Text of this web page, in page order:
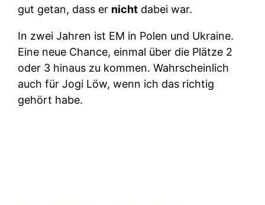
gut getan, dass er nicht dabei war.
In zwei Jahren ist EM in Polen und Ukraine.
Eine neue Chance, einmal über die Plätze 2
oder 3 hinaus zu kommen. Wahrscheinlich
auch für Jogi Löw, wenn ich das richtig
gehört habe.